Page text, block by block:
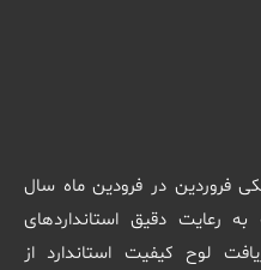
فروردین در فرودین ماه سال
به رعایت دقیق استانداردهای
لوح کیفیت استاندارد از